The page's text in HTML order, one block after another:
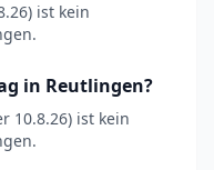
ist kein
in Reutlingen?
10.8.26) ist kein